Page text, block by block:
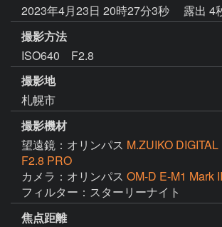
2023年4月23日 20時27分3秒
露出 4
撮影方法
ISO640 F2.8
撮影地
札幌市
撮影機材
望遠鏡：オリンパス M.ZUIKO
F2.8 PRO
カメラ：オリンパス OM-D E-M1 Mark II
フィルター：スターリーナイト
焦点距離